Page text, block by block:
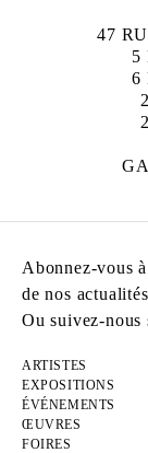
47
5
6
Abonnez-vous
de nos
Ou suivez-nous
ARTISTES
EXPOSITIONS
ÉVÉNEMENTS
ŒUVRES
FOIRES